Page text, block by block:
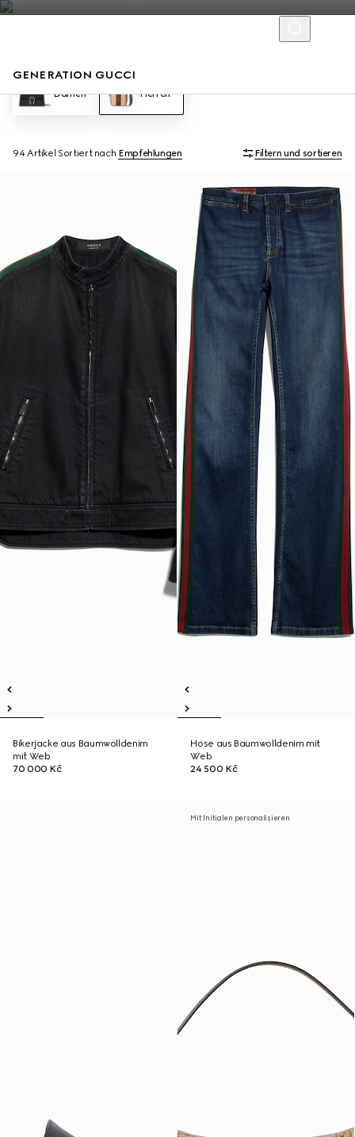
GENERATION GUCCI
Damen Herren
94 Artikel Sortiert nach Empfehlungen Filtern und sortieren
Bikerjacke aus Baumwolldenim
mit Web
70 000 Kč
Hose aus Baumwolldenim mit
Web
24 500 Kč
Mit Initialen personalisieren